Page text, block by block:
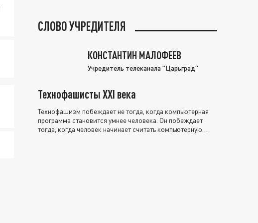
СЛОВО УЧРЕДИТЕЛЯ
КОНСТАНТИН МАЛОФЕЕВ
Учредитель телеканала "Царьград"
Технофашисты XXI века
Технофашизм побеждает не тогда, когда компьютерная
программа становится умнее человека. Он побеждает
тогда, когда человек начинает считать компьютерную